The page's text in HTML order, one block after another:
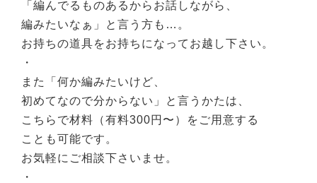
「編んでるものあるからお話しながら、
編みたいなぁ」と言う方も…。
お持ちの道具をお持ちになってお越し下さい。
・
また「何か編みたいけど、
初めてなので分からない」と言うかたは、
こちらで材料（有料300円〜）をご用意する
ことも可能です。
お気軽にご相談下さいませ。
・